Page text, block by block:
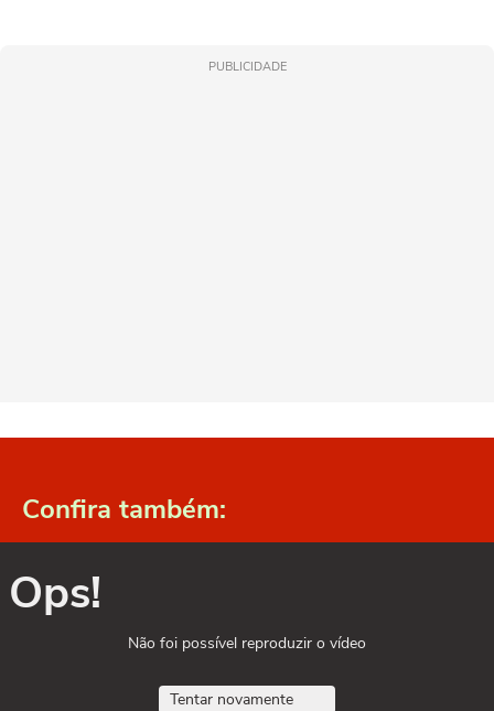
PUBLICIDADE
Confira também:
Ops!
Não foi possível reproduzir o vídeo
Tentar novamente